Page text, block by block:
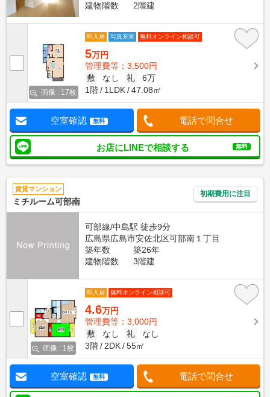
建物階数
2階建
画像 : 17枚
即入居 写真充実 無料オンライン相談可
5万円
管理費等：3,500円
敷
なし 礼
6万
1階
1LDK 47.08㎡
空室確認 無料 電話で問合せ
お店にLINEで相談する 無料
賃貸マンション
ミチルーム可部南
初期費用に注目
可部線/中島駅 徒歩9分
広島県広島市安佐北区可部南１丁目
築年数
築26年
建物階数
3階建
画像 : 1枚
即入居 無料オンライン相談可
4.6万円
管理費等：3,000円
敷
なし 礼
なし
3階
2DK 55㎡
空室確認 無料 電話で問合せ